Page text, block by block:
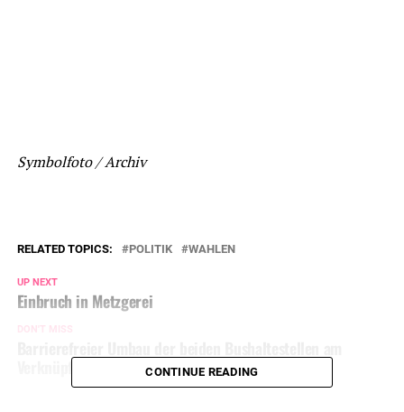
Symbolfoto / Archiv
RELATED TOPICS: POLITIK WAHLEN
UP NEXT
Einbruch in Metzgerei
DON'T MISS
Verknüpfungspunkt SchanzeCONTINUE READING